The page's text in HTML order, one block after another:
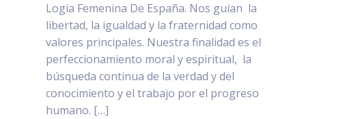
Logia Femenina De España. Nos guían la
libertad, la igualdad y la fraternidad como
valores principales. Nuestra finalidad es el
perfeccionamiento moral y espiritual, la
búsqueda continua de la verdad y del
conocimiento y el trabajo por el progreso
humano. […]